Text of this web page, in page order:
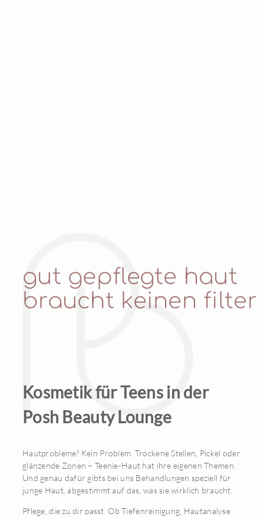
gut gepflegte haut
braucht keinen filter
Kosmetik für Teens in der
Posh Beauty Lounge
Hautprobleme? Kein Problem. Trockene Stellen, Pickel oder
glänzende Zonen – Teenie-Haut hat ihre eigenen Themen.
Und genau dafür gibts bei uns Behandlungen speziell für
junge Haut, abgestimmt auf das, was sie wirklich braucht.
Pflege, die zu dir passt. Ob Tiefenreinigung, Hautanalyse